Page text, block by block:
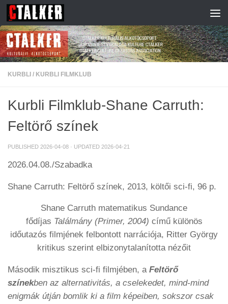
Skip to content
KURBLI / KURBLI FILMKLUB
Kurbli Filmklub-Shane Carruth:
Feltörő színek
PUBLISHED 2026-04-08 · UPDATED 2026-04-21
2026.04.08./Szabadka
Shane Carruth: Feltörő színek, 2013, költői sci-fi, 96 p.
Shane Carruth matematikus Sundance
fődíjas Találmány (Primer, 2004) című különös
időutazós filmjének felbontott narrációja, Ritter György
kritikus szerint elbizonytalanította nézőit
Második misztikus sci-fi filmjében, a Feltörő
színekben az alternativitás, a cselekedet, mind-mind
enigmák útján bomlik ki a film képeiben, sokszor csak